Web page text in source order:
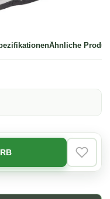
Ähnliche